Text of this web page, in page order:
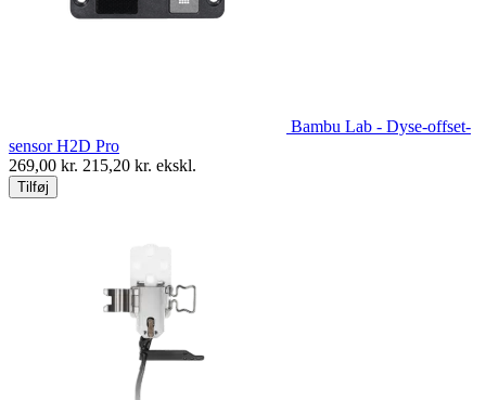
Bambu Lab - Dyse-offset-
sensor H2D Pro
269,00 kr. 215,20 kr. ekskl.
Tilføj